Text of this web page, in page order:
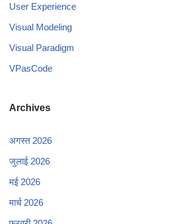
User Experience
Visual Modeling
Visual Paradigm
VPasCode
Archives
अगस्त 2026
जुलाई 2026
मई 2026
मार्च 2026